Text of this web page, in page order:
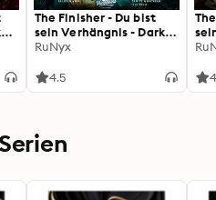
The Finisher - Du bist
sein Verhängnis - Dark
Verse, Band 4
RuNyx
4.5